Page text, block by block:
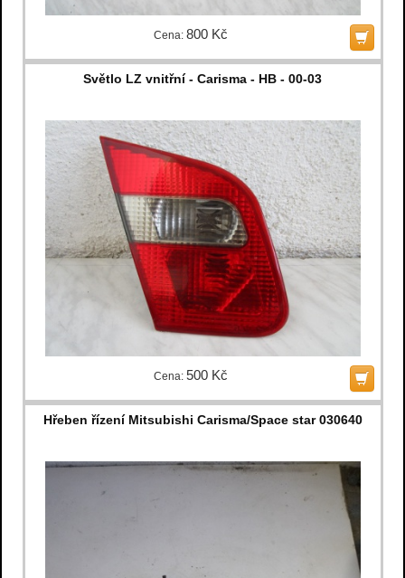
Cena: 800 Kč
Světlo LZ vnitřní - Carisma - HB - 00-03
Cena: 500 Kč
Hřeben řízení Mitsubishi Carisma/Space star 030640